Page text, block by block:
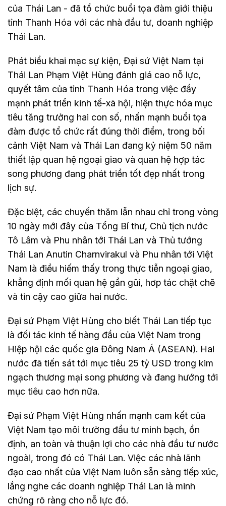
của Thái Lan - đã tổ chức buổi tọa đàm giới thiệu
tỉnh Thanh Hóa với các nhà đầu tư, doanh nghiệp
Thái Lan.
Phát biểu khai mạc sự kiện, Đại sứ Việt Nam tại
Thái Lan Phạm Việt Hùng đánh giá cao nỗ lực,
quyết tâm của tỉnh Thanh Hóa trong việc đẩy
mạnh phát triển kinh tế-xã hội, hiện thực hóa mục
tiêu tăng trưởng hai con số, nhấn mạnh buổi tọa
đàm được tổ chức rất đúng thời điểm, trong bối
cảnh Việt Nam và Thái Lan đang kỷ niệm 50 năm
thiết lập quan hệ ngoại giao và quan hệ hợp tác
song phương đang phát triển tốt đẹp nhất trong
lịch sự.
Đặc biệt, các chuyến thăm lẫn nhau chỉ trong vòng
10 ngày mới đây của Tổng Bí thư, Chủ tịch nước
Tô Lâm và Phu nhân tới Thái Lan và Thủ tướng
Thái Lan Anutin Charnvirakul và Phu nhân tới Việt
Nam là điều hiếm thấy trong thực tiễn ngoại giao,
khẳng định mối quan hệ gần gũi, hơp tác chặt chẽ
và tin cậy cao giữa hai nước.
Đại sứ Phạm Việt Hùng cho biết Thái Lan tiếp tục
là đối tác kinh tế hàng đầu của Việt Nam trong
Hiệp hội các quốc gia Đông Nam Á (ASEAN). Hai
nước đã tiến sát tới mục tiêu 25 tỷ USD trong kim
ngạch thương mại song phương và đang hướng tới
mục tiêu cao hơn nữa.
Đại sứ Phạm Việt Hùng nhấn mạnh cam kết của
Việt Nam tạo môi trường đầu tư minh bạch, ổn
định, an toàn và thuận lợi cho các nhà đầu tư nước
ngoài, trong đó có Thái Lan. Việc các nhà lãnh
đạo cao nhất của Việt Nam luôn sẵn sàng tiếp xúc,
lắng nghe các doanh nghiệp Thái Lan là minh
chứng rõ ràng cho nỗ lực đó.